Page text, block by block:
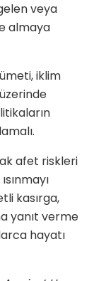
veya
almaya
iklim
afet riskleri
kasırga,
yanıt verme
hayatı